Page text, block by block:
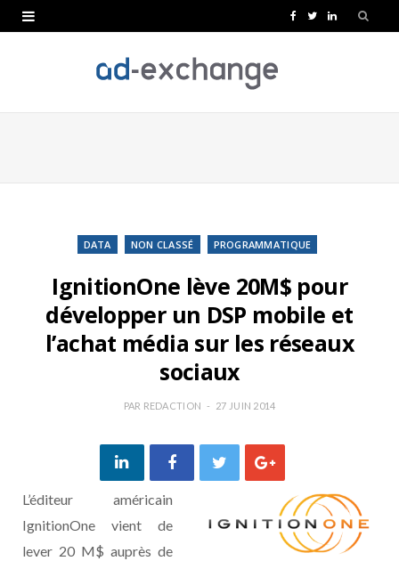
e
k
T
t
L
k
DATA NON CLASSÉ PROGRAMMATIQUE
IgnitionOne lève 20M$ pour
développer un DSP mobile et
l’achat média sur les réseaux
sociaux
PAR REDACTION 27 JUIN 2014
L’éditeur américain
IgnitionOne vient de
lever 20 M$ auprès de